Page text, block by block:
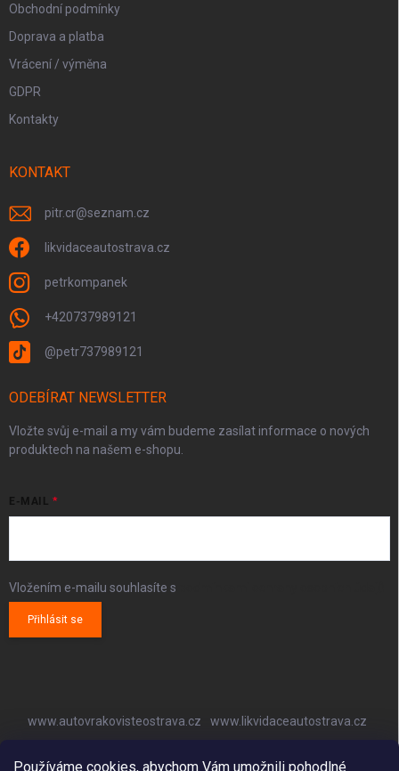
Používáme cookies, abychom Vám umožnili pohodlné
Obchodní podmínky
Doprava a platba
Vrácení / výměna
GDPR
Kontakty
KONTAKT
pitr.cr@seznam.cz
likvidaceautostrava.cz
petrkompanek
+420737989121
@petr737989121
ODEBÍRAT NEWSLETTER
Vložte svůj e-mail a my vám budeme zasílat informace o nových
produktech na našem e-shopu.
E-MAIL
Vložením e-mailu souhlasíte s
Přihlásit se
www.autovrakovisteostrava.cz
www.likvidaceautostrava.cz